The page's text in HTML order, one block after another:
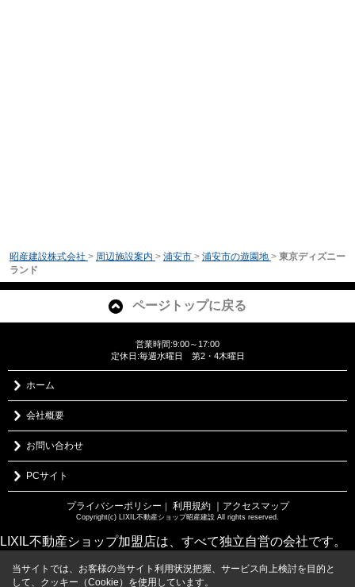
昭産建設株式会社 > 周辺施設案内 > 浦安市 > 浦安市の遊園地 > 東京ディズニー
ランド
ページトップに戻る
営業時間:9:00～17:00
定休日:毎週水曜日 第2・4木曜日
ホーム
会社概要
お問い合わせ
PCサイト
プライバシーポリシー ｜ 利用規約 ｜アクセスマップ
Copyright(c) LIXIL不動産ショップ昭産建設 All rights reserved.
LIXIL不動産ショップ加盟店は、すべて独立自営の会社です。
当サイトでは、お客様の当サイト利用状況把握、サービス向上検討を目的と
して、クッキー（Cookie）を使用しています。